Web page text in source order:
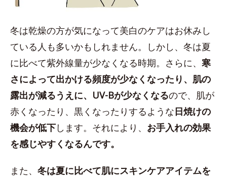
冬は乾燥の方が気になって美白のケアはお休みし
ている人も多いかもしれません。しかし、冬は夏
に比べて紫外線量が少なくなる時期。さらに、 寒
さによって出かける頻度が少なくなったり、肌の
露出が減るうえに、UV-Bが少なくなるので、肌が
赤くなったり、黒くなったりするような日焼けの
機会が低下します。それにより、 お手入れの効果
を感じやすくなるんです。
また、 冬は夏に比べて肌にスキンケアアイテムを